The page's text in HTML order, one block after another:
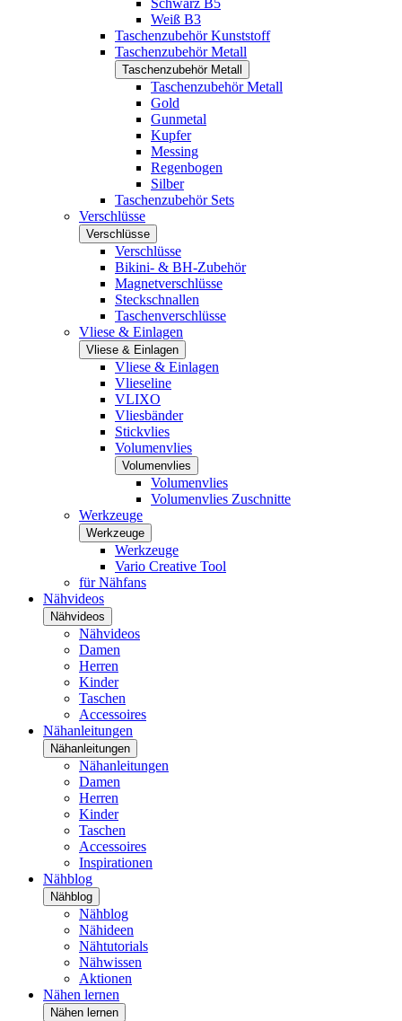
Schwarz B5
Weiß B3
Taschenzubehör Kunststoff
Taschenzubehör Metall
Taschenzubehör Metall
Taschenzubehör Metall
Gold
Gunmetal
Kupfer
Messing
Regenbogen
Silber
Taschenzubehör Sets
Verschlüsse
Verschlüsse
Verschlüsse
Bikini- & BH-Zubehör
Magnetverschlüsse
Steckschnallen
Taschenverschlüsse
Vliese & Einlagen
Vliese & Einlagen
Vliese & Einlagen
Vlieseline
VLIXO
Vliesbänder
Stickvlies
Volumenvlies
Volumenvlies
Volumenvlies
Volumenvlies Zuschnitte
Werkzeuge
Werkzeuge
Werkzeuge
Vario Creative Tool
für Nähfans
Nähvideos
Nähvideos
Nähvideos
Damen
Herren
Kinder
Taschen
Accessoires
Nähanleitungen
Nähanleitungen
Nähanleitungen
Damen
Herren
Kinder
Taschen
Accessoires
Inspirationen
Nähblog
Nähblog
Nähblog
Nähideen
Nähtutorials
Nähwissen
Aktionen
Nähen lernen
Nähen lernen